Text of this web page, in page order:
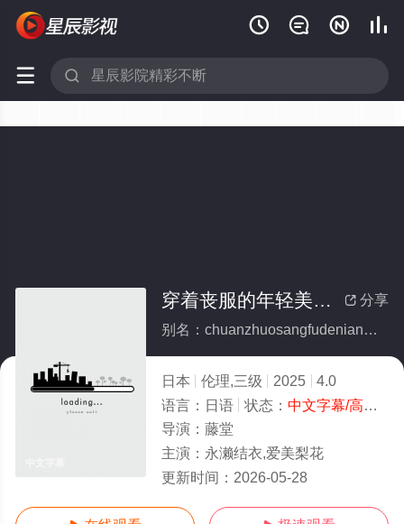
   
 
 分享
穿着丧服的年轻美貌寡妇们的一夜
别名：chuanzhuosangfudenianqingmeimaoguafumendeyiye
日本 伦理,三级 2025
4.0
语言： 日语 状态： 中文字幕/高清
导演： 藤堂
主演： 永濑结衣,爱美梨花
更新时间： 2026-05-28